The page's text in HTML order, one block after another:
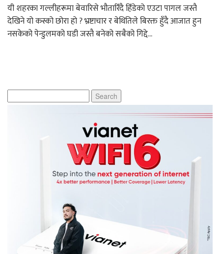
यी शहरका गल्लीहरूमा बेवारिसे भौतारिँदै हिँडेको एउटा पागल जस्तै
देखिने यो कस्को छोरा हो ? भ्रष्टाचार र बेथितिले बिरक्त हुँदै आजात हुन
नसकेको पेन्डुलमको घडी जस्तै बनेको सबैको गिद्दे...
for: